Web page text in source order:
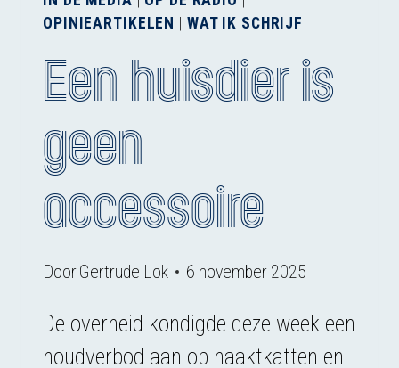
OPINIEARTIKELEN
WAT IK SCHRIJF
Een huisdier is
geen
accessoire
DoorGertrude Lok 6 november 2025
De overheid kondigde deze week een
houdverbod aan op naaktkatten en